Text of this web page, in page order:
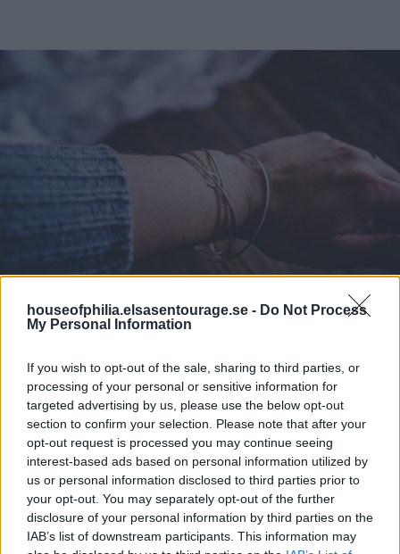
houseofphilia.elsasentourage.se - Do Not Process
My Personal Information
If you wish to opt-out of the sale, sharing to third parties, or
processing of your personal or sensitive information for
targeted advertising by us, please use the below opt-out
section to confirm your selection. Please note that after your
opt-out request is processed you may continue seeing
interest-based ads based on personal information utilized by
us or personal information disclosed to third parties prior to
your opt-out. You may separately opt-out of the further
disclosure of your personal information by third parties on the
IAB’s list of downstream participants. This information may